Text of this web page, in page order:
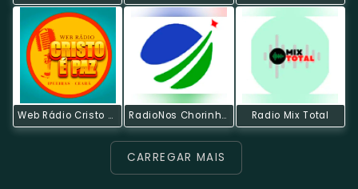
Web Rádio Cristo É Paz RadioNos Chorinho & Cia Channel Radio Mix Total
CARREGAR MAIS